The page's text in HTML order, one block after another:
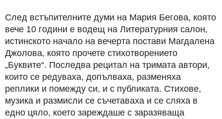
След встъпителните думи на Мария Бегова, която
вече 10 години е водещ на Литературния салон,
истинското начало на вечерта постави Магдалена
Джолова, която прочете стихотворението
„Буквите“. Последва рецитал на тримата автори,
които се редуваха, допълваха, разменяха
реплики и помежду си, и с публиката. Стихове,
музика и размисли се съчетаваха и се сляха в
едно цяло, което зареждаше с заразяваща